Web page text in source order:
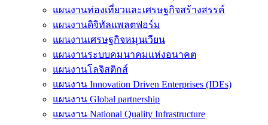
แผนงานท่องเที่ยวและเศรษฐกิจสร้างสรรค์
แผนงานดิจิทัลแพลตฟอร์ม
แผนงานเศรษฐกิจหมุนเวียน
แผนงานระบบคมนาคมแห่งอนาคต
แผนงานโลจิสติกส์
แผนงาน Innovation Driven Enterprises (IDEs)
แผนงาน Global partnership
แผนงาน National Quality Infrastructure